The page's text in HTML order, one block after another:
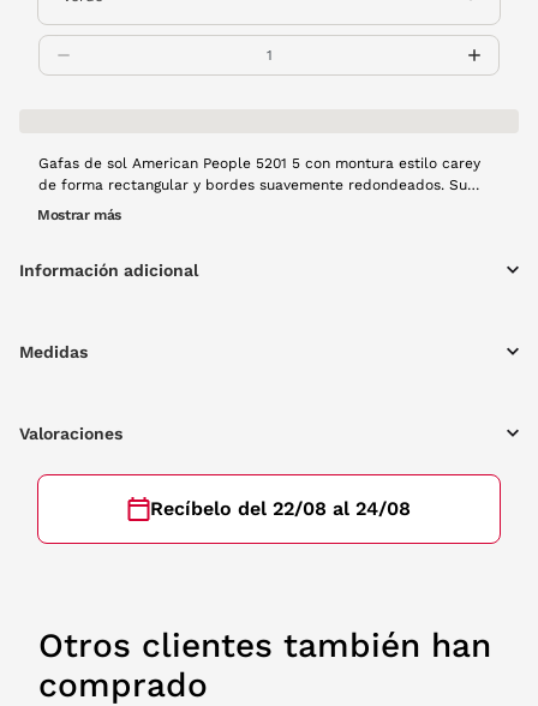
Gafas de sol American People 5201 5 con montura estilo carey
de forma rectangular y bordes suavemente redondeados. Su
diseño combina elegancia clásica con un toque contemporáneo.
con personalidad.
Mostrar más
Información adicional
Medidas
Valoraciones
Recíbelo del 22/08 al 24/08
Otros clientes también han
comprado